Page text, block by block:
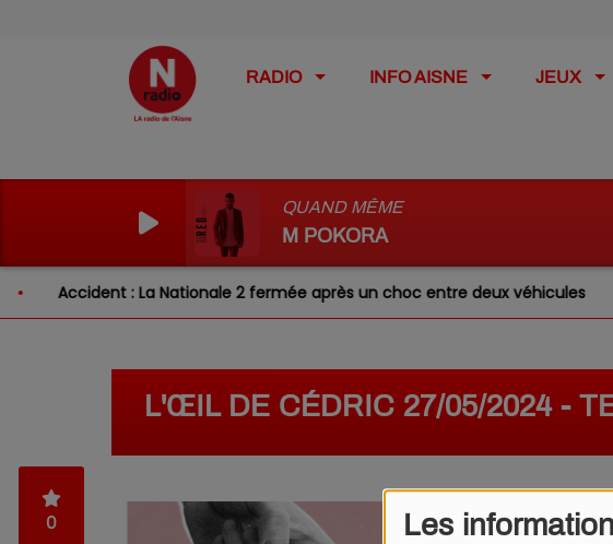
Les
RADIO INFO AISNE JEUX
QUAND MÊME
M POKORA
Accident : La Nationale 2 fermée après un choc entre deux véhicules
L'ŒIL DE CÉDRIC 27/05/2024 -
0